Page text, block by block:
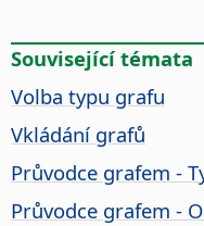
Související témata
Volba typu grafu
Vkládání grafů
Průvodce grafem -
Průvodce grafem -